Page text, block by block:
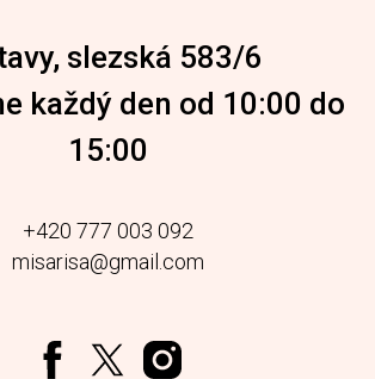
slezská 583/6
každý den od 10:00 do
15:00
+420 777 003 092
misarisa@gmail.com